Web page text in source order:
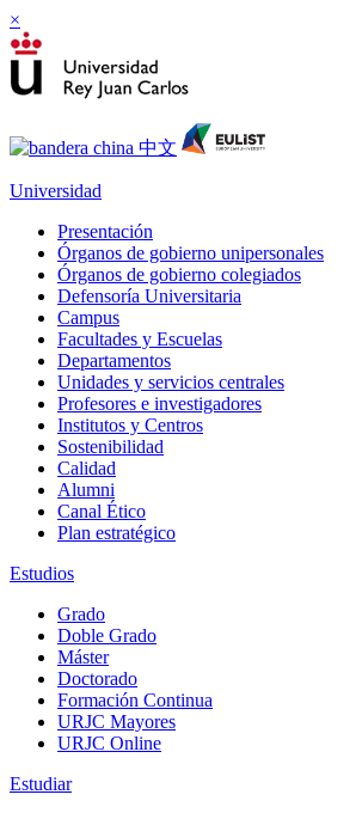
×
Universidad
Presentación
Órganos de gobierno unipersonales
Órganos de gobierno colegiados
Defensoría Universitaria
Campus
Facultades y Escuelas
Departamentos
Unidades y servicios centrales
Profesores e investigadores
Institutos y Centros
Sostenibilidad
Calidad
Alumni
Canal Ético
Plan estratégico
Estudios
Grado
Doble Grado
Máster
Doctorado
Formación Continua
URJC Mayores
URJC Online
Estudiar